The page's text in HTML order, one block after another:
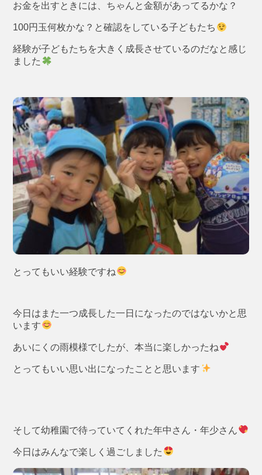
お金を出すときには、ちゃんと金額があってるかな？
100円玉何枚かな？と確認をしている子どもたち
経験が子どもたちを大きく成長させているのだなと感じ
ました
とってもいい経験ですね
今日はまた一つ成長した一日になったのではないかと思
います
あいにくの雨模様でしたが、本当に楽しかったね
とってもいい思い出になったことと思います
そして幼稚園で待っていてくれた年中さん・年少さん
今日はみんなで楽しく過ごしました